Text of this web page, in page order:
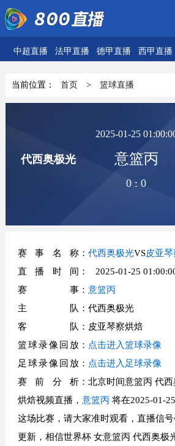
中超直播 法甲直播 德甲直播 西甲直播
当前位置： 首页 > 篮球直播
代西奥极光
2025-01-25
意篮丙
0 :0
赛事名称： 代西奥极光VS皮亚
直播时间 ： 2025-01-25
赛事： 意篮丙
主队 ：代西奥极光
客队 ：皮亚琴察烘焙
篮球录像回放： 点击进入篮球录像
足球录像回放： 点击进入足球录像
赛前分析：北京时间意篮丙 代
烘焙视频直播， 意篮丙将在2025-01-
这场比赛，请大家准时观看，直播信
更新，相信世界杯 女意篮丙 代西奥极